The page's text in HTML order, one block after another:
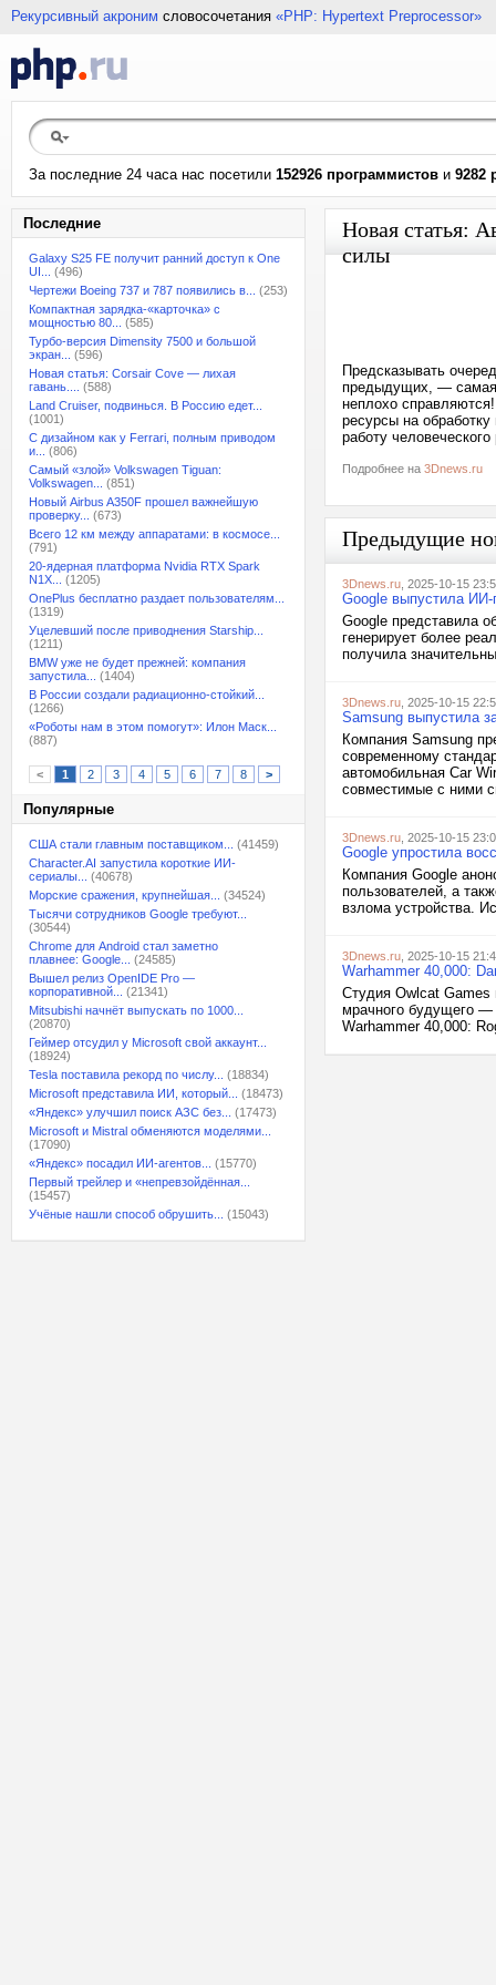
Рекурсивный акроним словосочетания «PHP: Hypertext Preprocessor»
За последние 24 часа нас посетили 152926 программистов и 9282
Последние
Galaxy S25 FE получит ранний доступ к One
UI...
(496)
Чертежи Boeing 737 и 787 появились в...
(253)
Компактная зарядка-«карточка» с
мощностью 80...
(585)
Турбо-версия Dimensity 7500 и большой
экран...
(596)
Новая статья: Corsair Cove — лихая
гавань....
(588)
Land Cruiser, подвинься. В Россию едет...
(1001)
С дизайном как у Ferrari, полным приводом
и...
(806)
Самый «злой» Volkswagen Tiguan:
Volkswagen...
(851)
Новый Airbus A350F прошел важнейшую
проверку...
(673)
Всего 12 км между аппаратами: в космосе...
(791)
20-ядерная платформа Nvidia RTX Spark
N1X...
(1205)
OnePlus бесплатно раздает пользователям...
(1319)
Уцелевший после приводнения Starship...
(1211)
BMW уже не будет прежней: компания
запустила...
(1404)
В России создали радиационно-стойкий...
(1266)
«Роботы нам в этом помогут»: Илон Маск...
(887)
< 1 2 3 4 5 6 7 8 >
Популярные
США стали главным поставщиком...
(41459)
Character.AI запустила короткие ИИ-
сериалы...
(40678)
Морские сражения, крупнейшая...
(34524)
Тысячи сотрудников Google требуют...
(30544)
Chrome для Android стал заметно
плавнее: Google...
(24585)
Вышел релиз OpenIDE Pro —
корпоративной...
(21341)
Mitsubishi начнёт выпускать по 1000...
(20870)
Геймер отсудил у Microsoft свой аккаунт...
(18924)
Tesla поставила рекорд по числу...
(18834)
Microsoft представила ИИ, который...
(18473)
«Яндекс» улучшил поиск АЗС без...
(17473)
Microsoft и Mistral обменяются моделями...
(17090)
«Яндекс» посадил ИИ-агентов...
(15770)
Первый трейлер и «непревзойдённая...
(15457)
Учёные нашли способ обрушить...
(15043)
Новая статья:
силы
Предсказывать
предыдущих, — самая
неплохо
ресурсы на
работу
Подробнее на 3Dnews.ru
Предыдущие
3Dnews.ru , 2025-10-15
Google выпустила
Google представила
генерирует более
получила
3Dnews.ru , 2025-10-15
Samsung выпустила
Компания Samsung
современному
автомобильная Car
совместимые с ними
3Dnews.ru , 2025-10-15
Google упростила
Компания Google
пользователей, а
взлома устройства.
3Dnews.ru , 2025-10-15
Warhammer 40,000:
Студия Owlcat Games
мрачного будущего
Warhammer 40,000: